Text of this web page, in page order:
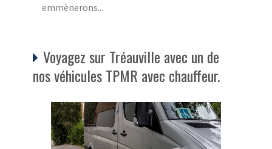
emmènerons...
Voyagez sur Tréauville avec un de
nos véhicules TPMR avec chauffeur.